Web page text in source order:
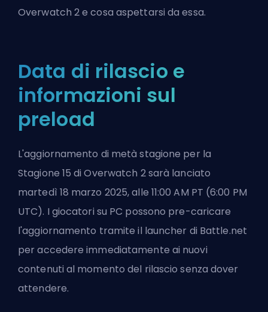
Overwatch 2 e cosa aspettarsi da essa.
Data di rilascio e
informazioni sul
preload
L'aggiornamento di metà stagione per la
Stagione 15 di Overwatch 2 sarà lanciato
martedì 18 marzo 2025, alle 11:00 AM PT (6:00 PM
UTC). I giocatori su PC possono pre-caricare
l'aggiornamento tramite il launcher di Battle.net
per accedere immediatamente ai nuovi
contenuti al momento del rilascio senza dover
attendere.